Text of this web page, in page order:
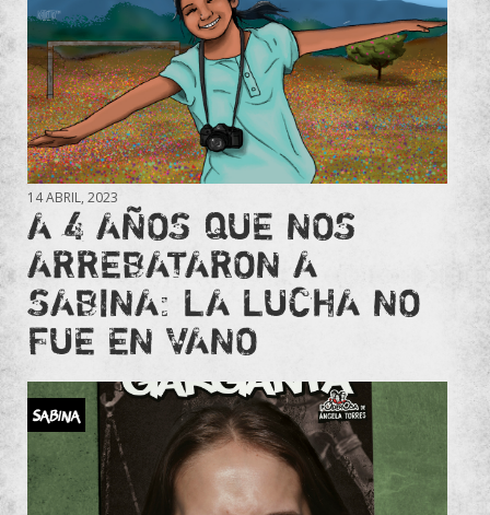
14 ABRIL, 2023
A 4 AÑOS QUE NOS
ARREBATARON A
SABINA: LA LUCHA NO
FUE EN VANO
Sabina